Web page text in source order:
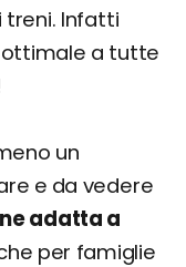
treni. Infatti
ottimale a tutte
un
e da vedere
adatta a
per famiglie